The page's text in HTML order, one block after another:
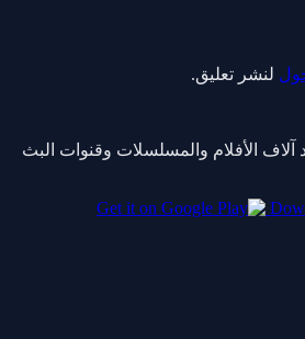
لنشر تعليق.
آلاف الأفلام والمسلسلات وقنوات البث